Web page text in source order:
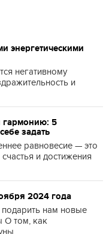
энергетическими
негативному
и
гармонию: 5
задать
равновесие — это
и достижения
2024 года
нам новые
О том, как
...